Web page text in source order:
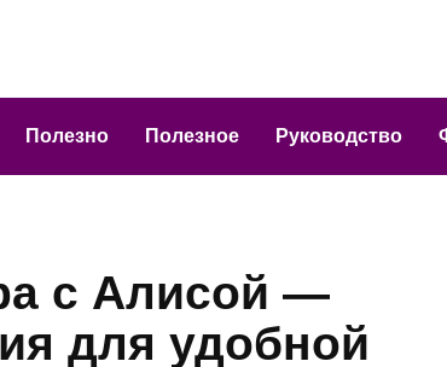
Полезно Полезное Руководство
с Алисой —
для удобной